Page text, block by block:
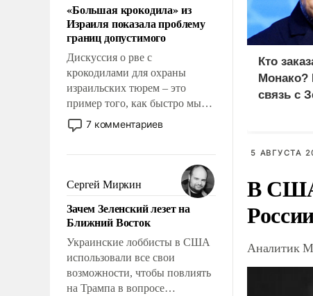
«Большая крокодила» из
Израиля показала проблему
границ допустимого
Дискуссия о рве с
крокодилами для охраны
израильских тюрем – это
пример того, как быстро мы
двигаемся по пути
революционных изменений.
псевдонаучной фантастики,
стало всерьез обсуждаемой
идеей.
7 комментариев
Сергей Миркин
Зачем Зеленский лезет на
Ближний Восток
Украинские лоббисты в США
использовали все свои
возможности, чтобы повлиять
на Трампа в вопросе
Кто
Монако?
связь с
5 АВГУСТА
В США
Аналитик